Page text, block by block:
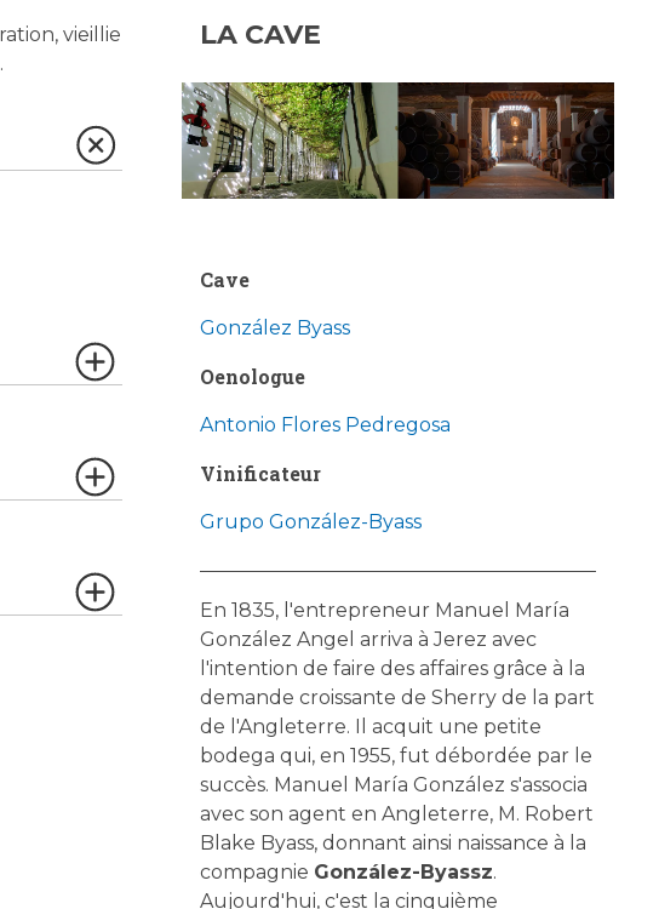
vieillie
LA CAVE
Cave
González Byass
Oenologue
Antonio Flores Pedregosa
Vinificateur
Grupo González-Byass
En 1835, l'entrepreneur Manuel María
González Angel arriva à Jerez avec
l'intention de faire des affaires grâce à la
demande croissante de Sherry de la part
de l'Angleterre. Il acquit une petite
bodega qui, en 1955, fut débordée par le
succès. Manuel María González s'associa
avec son agent en Angleterre, M. Robert
Blake Byass, donnant ainsi naissance à la
compagnie González-Byassz.
Aujourd'hui, c'est la cinquième